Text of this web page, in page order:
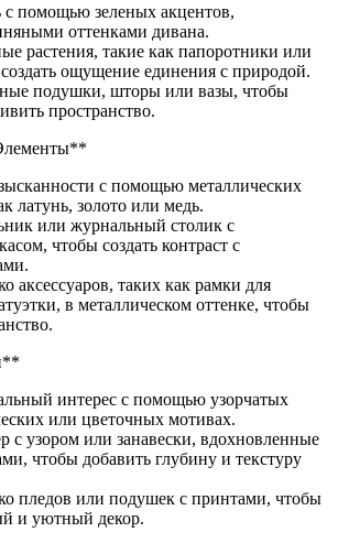
с помощью зеленых акцентов,
оттенками дивана.
растения, такие как папоротники или
ощущение единения с природой.
подушки, шторы или вазы, чтобы
пространство.
с помощью металлических
латунь, золото или медь.
или журнальный столик с
чтобы создать контраст с
аксессуаров, таких как рамки для
в металлическом оттенке, чтобы
интерес с помощью узорчатых
или цветочных мотивах.
с узором или занавески, вдохновленные
чтобы добавить глубину и текстуру
пледов или подушек с принтами, чтобы
и уютный декор.